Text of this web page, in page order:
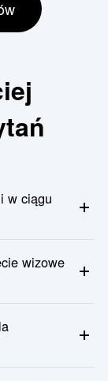
w ciągu
× 45mm
wzorów ani
wizowe
zdjęcia
poproś kogoś